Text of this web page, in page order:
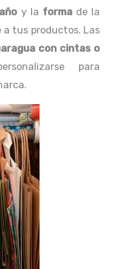
y la formade la
a tus productos. Las
con cintas o
para